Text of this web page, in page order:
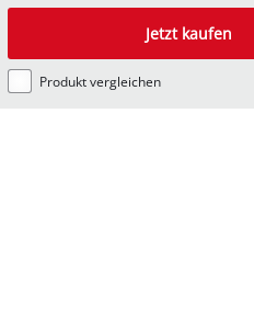
Jetzt kaufen
Produkt vergleichen